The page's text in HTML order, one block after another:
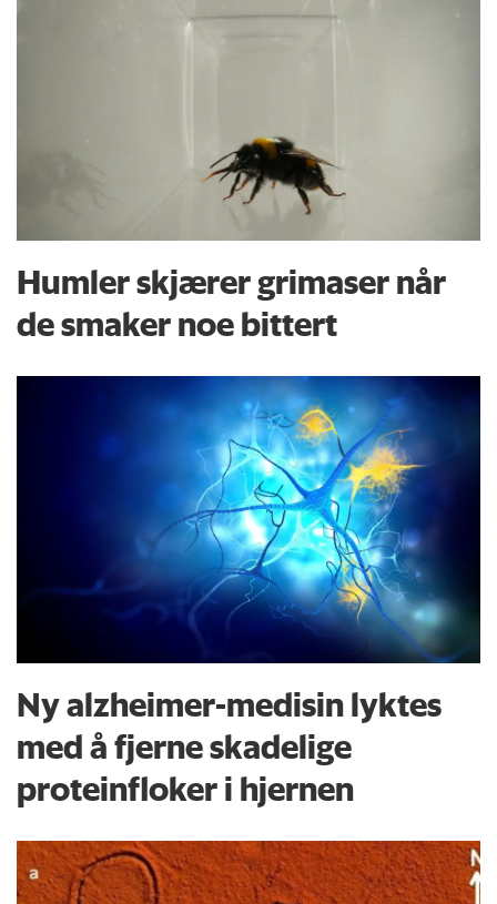
Humler skjærer grimaser når
de smaker noe bittert
Ny alzheimer-medisin lyktes
med å fjerne skadelige
proteinfloker i hjernen